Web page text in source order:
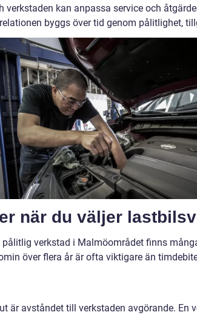
verkstaden kan anpassa service och
byggs över tid genom pålitlighet,
när du väljer
pålitlig verkstad i Malmöområdet finns
över flera år är ofta viktigare än
är avståndet till verkstaden avgörande. En